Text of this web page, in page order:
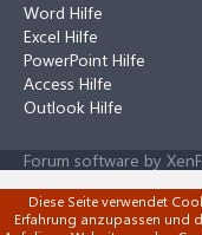
Word Hilfe
Excel Hilfe
PowerPoint Hilfe
Access Hilfe
Outlook Hilfe
Forum software by
Diese Seite verwendet
Erfahrung anzupassen und